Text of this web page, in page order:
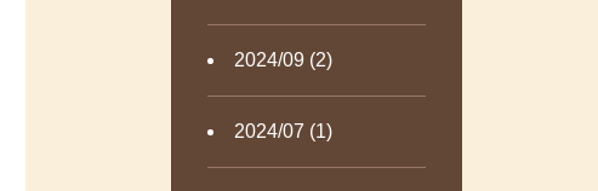
2024/09 (2)
2024/07 (1)